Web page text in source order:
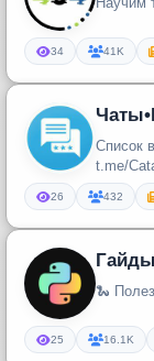
34 41K
Список
t.me/
26 432
🐍
25 16.1K